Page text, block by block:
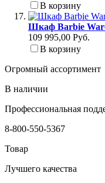
В корзину
Шкаф Barbie
109 995,00 Руб.
В корзину
Огромный ассортимент
В наличии
Профессиональная
8-800-550-5367
Товар
Лучшего качества